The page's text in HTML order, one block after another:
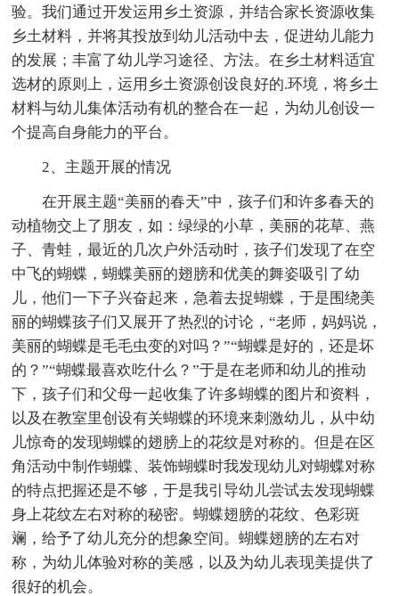
验。我们通过开发运用乡土资源，并结合家长资源收集
乡土材料，并将其投放到幼儿活动中去，促进幼儿能力
的发展；丰富了幼儿学习途径、方法。在乡土材料适宜
选材的原则上，运用乡土资源创设良好的.环境，将乡土
材料与幼儿集体活动有机的整合在一起，为幼儿创设一
个提高自身能力的平台。
2、主题开展的情况
在开展主题“美丽的春天”中，孩子们和许多春天的
动植物交上了朋友，如：绿绿的小草，美丽的花草、燕
子、青蛙，最近的几次户外活动时，孩子们发现了在空
中飞的蝴蝶，蝴蝶美丽的翅膀和优美的舞姿吸引了幼
儿，他们一下子兴奋起来，急着去捉蝴蝶，于是围绕美
丽的蝴蝶孩子们又展开了热烈的讨论，“老师，妈妈说，
美丽的蝴蝶是毛毛虫变的对吗？”“蝴蝶是好的，还是坏
的？”“蝴蝶最喜欢吃什么？”于是在老师和幼儿的推动
下，孩子们和父母一起收集了许多蝴蝶的图片和资料，
以及在教室里创设有关蝴蝶的环境来刺激幼儿，从中幼
儿惊奇的发现蝴蝶的翅膀上的花纹是对称的。但是在区
角活动中制作蝴蝶、装饰蝴蝶时我发现幼儿对蝴蝶对称
的特点把握还是不够，于是我引导幼儿尝试去发现蝴蝶
身上花纹左右对称的秘密。蝴蝶翅膀的花纹、色彩斑
斓，给予了幼儿充分的想象空间。蝴蝶翅膀的左右对
称，为幼儿体验对称的美感，以及为幼儿表现美提供了
很好的机会。